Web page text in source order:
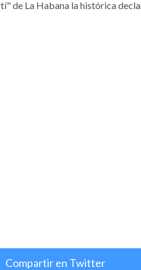
de La Habana la histórica
Compartir en Twitter